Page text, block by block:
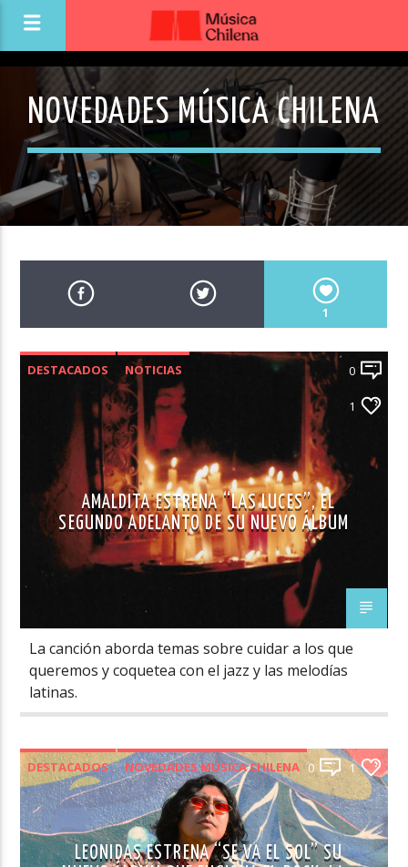
NOVEDADES MÚSICA CHILENA
1
DESTACADOS
NOTICIAS
NOVEDADES MÚSICA CHILENA
0
1
AMALDITA ESTRENA “LAS LUCES”, EL
SEGUNDO ADELANTO DE SU NUEVO ÁLBUM
La canción aborda temas sobre cuidar a los que
queremos y coquetea con el jazz y las melodías
latinas.
DESTACADOS NOVEDADES MÚSICA CHILENA 0 1
LEONIDAS ESTRENA “SE VA EL SOL” SU